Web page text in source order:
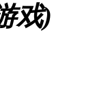
戏)